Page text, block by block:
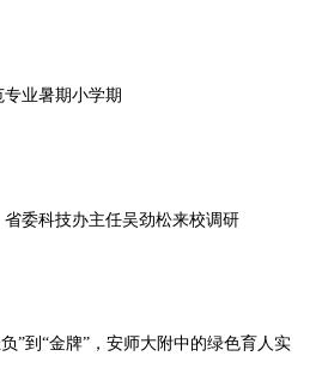
专业暑期小学期
委科技办主任吴劲松来校调研
负”到“金牌”，安师大附中的绿色育人实